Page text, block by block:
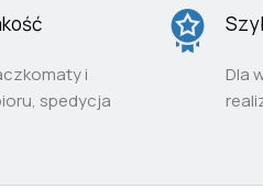
i
spedycja
Dla